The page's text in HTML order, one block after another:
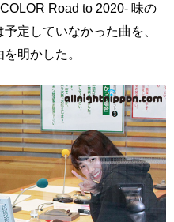
Road to 2020- 味の
定していなかった曲を、
明かした。